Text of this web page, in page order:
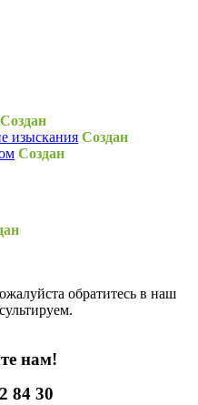
Создан
изыскания Создан
Создан
обратитесь в наш
нам!
84 30